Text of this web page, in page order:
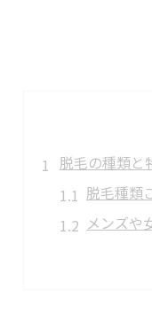
脱毛の種類と
脱毛種類
メンズや
おすす